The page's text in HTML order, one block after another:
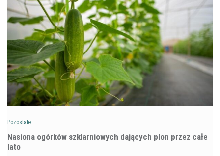
Pozostałe
Nasiona ogórków szklarniowych dających plon przez całe
lato